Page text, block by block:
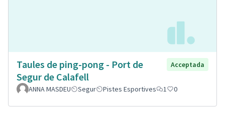
Taules de ping-pong - Port de
Segur de Calafell
Acceptada
ANNA MASDEU Segur Pistes Esportives 1 0